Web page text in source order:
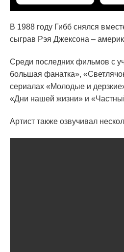
В 1988 году Гибб снялся
сыграв Рэя Джексона –
Среди последних фильмов с
большая фанатка»,
сериалах «Молодые и
«Дни нашей жизни» и
Артист также озвучивал